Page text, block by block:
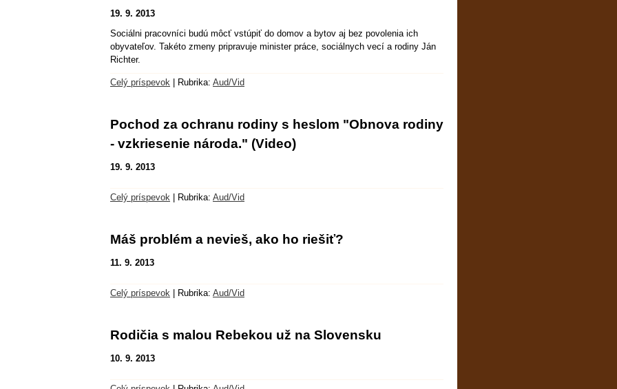
19. 9. 2013
Sociálni pracovníci budú môcť vstúpiť do domov a bytov aj bez povolenia ich
obyvateľov. Takéto zmeny pripravuje minister práce, sociálnych vecí a rodiny Ján
Richter.
Celý príspevok Rubrika: Aud/Vid
Pochod za ochranu rodiny s heslom "Obnova rodiny
- vzkriesenie národa." (Video)
19. 9. 2013
Celý príspevok Rubrika: Aud/Vid
Máš problém a nevieš, ako ho riešiť?
11. 9. 2013
Celý príspevok Rubrika: Aud/Vid
Rodičia s malou Rebekou už na Slovensku
10. 9. 2013